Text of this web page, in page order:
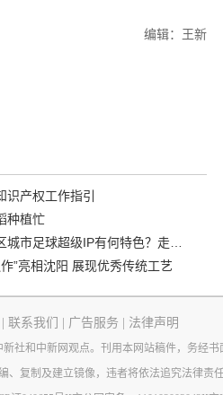
编辑：王新
识产权工作指引
种植忙
”亮相沈阳 展现优秀传统工艺
联系我们 广告服务 法律声明
社和中新网观点。刊用本网站稿件，务经书
、复制及建立镜像，违者将依法追究法律责任